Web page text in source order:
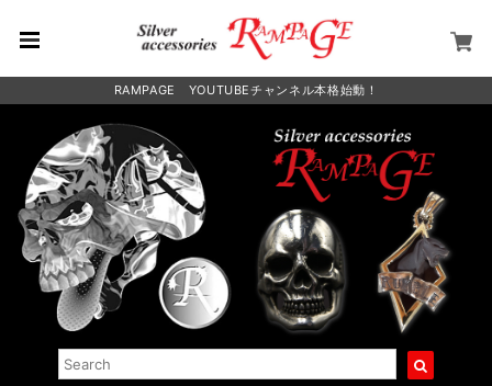
RAMPAGE YOUTUBEチャンネル本格始動！